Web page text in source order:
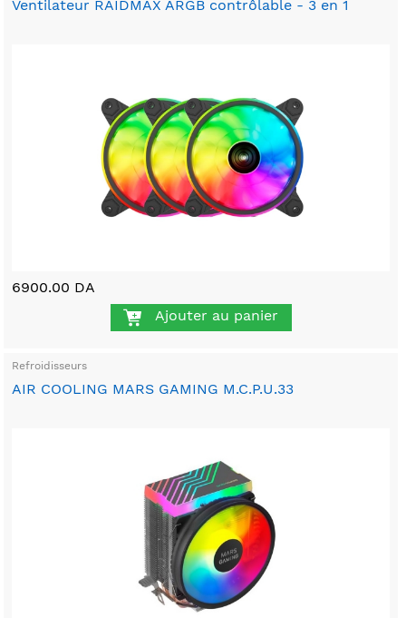
Ventilateur RAIDMAX ARGB contrôlable - 3 en 1
6900.00 DA
Ajouter au panier
Refroidisseurs
AIR COOLING MARS GAMING M.C.P.U.33